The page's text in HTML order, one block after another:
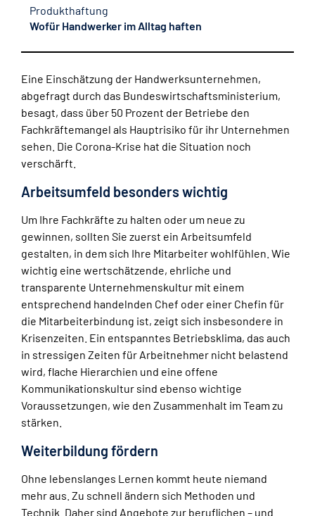
Produkthaftung
Wofür Handwerker im Alltag haften
Eine Einschätzung der Handwerksunternehmen,
abgefragt durch das Bundeswirtschaftsministerium,
besagt, dass über 50 Prozent der Betriebe den
Fachkräftemangel als Hauptrisiko für ihr Unternehmen
sehen. Die Corona-Krise hat die Situation noch
verschärft.
Arbeitsumfeld besonders wichtig
Um Ihre Fachkräfte zu halten oder um neue zu
gewinnen, sollten Sie zuerst ein Arbeitsumfeld
gestalten, in dem sich Ihre Mitarbeiter wohlfühlen. Wie
wichtig eine wertschätzende, ehrliche und
transparente Unternehmenskultur mit einem
entsprechend handelnden Chef oder einer Chefin für
die Mitarbeiterbindung ist, zeigt sich insbesondere in
Krisenzeiten. Ein entspanntes Betriebsklima, das auch
in stressigen Zeiten für Arbeitnehmer nicht belastend
wird, flache Hierarchien und eine offene
Kommunikationskultur sind ebenso wichtige
Voraussetzungen, wie den Zusammenhalt im Team zu
stärken.
Weiterbildung fördern
Ohne lebenslanges Lernen kommt heute niemand
mehr aus. Zu schnell ändern sich Methoden und
Technik. Daher sind Angebote zur beruflichen – und